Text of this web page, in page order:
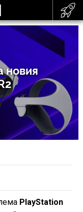
новия
PlayStation